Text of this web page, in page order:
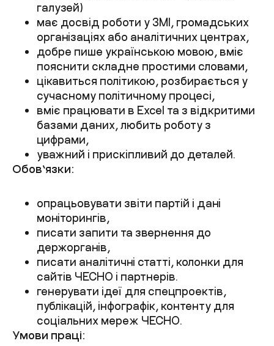
галузей)
має досвід роботи у ЗМІ, громадських
організаціях або аналітичних центрах,
добре пише українською мовою, вміє
пояснити складне простими словами,
цікавиться політикою, розбирається у
сучасному політичному процесі,
вміє працювати в Excel та з відкритими
базами даних, любить роботу з
цифрами,
уважний і прискіпливий до деталей.
Обов’язки:
опрацьовувати звіти партій і дані
моніторингів,
писати запити та звернення до
держорганів,
писати аналітичні статті, колонки для
сайтів ЧЕСНО і партнерів.
генерувати ідеї для спецпроектів,
публікацій, інфографік, контенту для
соціальних мереж ЧЕСНО.
Умови праці: